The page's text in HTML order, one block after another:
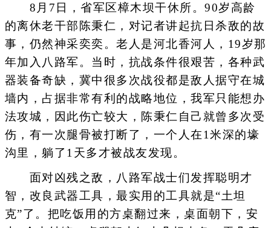
8月7日，省军区樟木坝干休所。90岁高龄
的离休老干部陈秉仁，对记者讲起抗日杀敌的故
事，仍然神采奕奕。老人是河北香河人，19岁那
年加入八路军。当时，抗战条件很艰苦，各种武
器装备奇缺，冀中很多次战役都是敌人据守在城
墙内，占据非常有利的战略地位，我军只能想办
法攻城，因此伤亡较大，陈秉仁自己就曾多次受
伤，有一次腿骨被打断了，一个人在1米深的壕
沟里，躺了1天多才被战友发现。
面对凶残之敌，八路军战士们发挥聪明才
智，改良武器工具，最实用的工具就是“土坦
克”了。把吃饭用的方桌翻过来，桌面朝下，安